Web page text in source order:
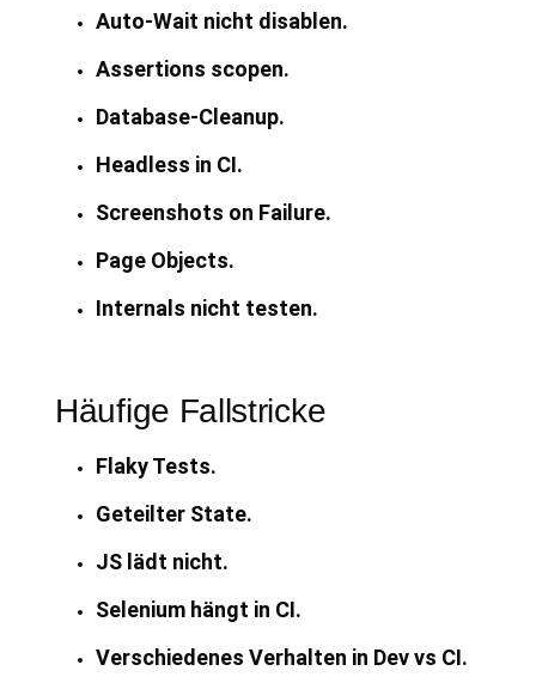
Auto-Wait nicht disablen.
Assertions scopen.
Database-Cleanup.
Headless in CI.
Screenshots on Failure.
Page Objects.
Internals nicht testen.
Häufige Fallstricke
Flaky Tests.
Geteilter State.
JS lädt nicht.
Selenium hängt in CI.
Verschiedenes Verhalten in Dev vs CI.